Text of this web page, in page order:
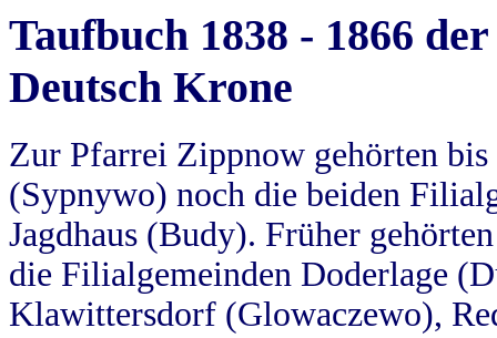
Taufbuch 1838 - 1866
Deutsch Krone
Zur Pfarrei Zippnow gehörten
(Sypnywo) noch die beiden
Jagdhaus (Budy). Früher
die Filialgemeinden Doderlage
Klawittersdorf (Glowaczewo),